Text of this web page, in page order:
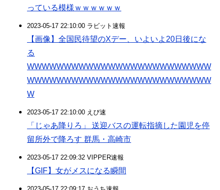
っている模様ｗｗｗｗｗｗ
2023-05-17 22:10:00 ラビット速報
【画像】全国民待望のXデー、いよいよ20日後にな
る
WWWWWWWWWWWWWWWWWWWWWWWWW
WWWWWWWWWWWWWWWWWWWWWWWWW
W
2023-05-17 22:10:00 えび速
「じゃあ降りろ」 送迎バスの運転指摘した園児を停
留所外で降ろす 群馬・高崎市
2023-05-17 22:09:32 VIPPER速報
【GIF】女がメスになる瞬間